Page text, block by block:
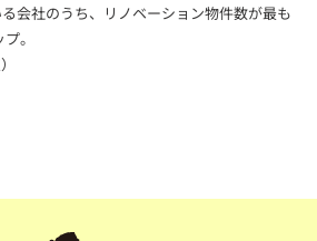
会社のうち、リノベーション物件数が最も
。